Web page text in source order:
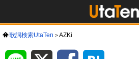
歌詞検索UtaTen AZKi
LINE Facebook